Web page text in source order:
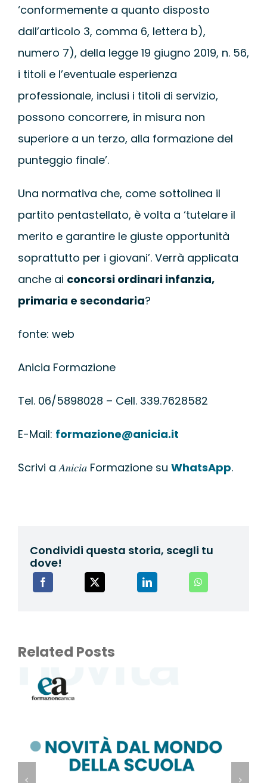
‘conformemente a quanto disposto
dall’articolo 3, comma 6, lettera b),
numero 7), della legge 19 giugno 2019, n. 56,
i titoli e l’eventuale esperienza
professionale, inclusi i titoli di servizio,
possono concorrere, in misura non
superiore a un terzo, alla formazione del
punteggio finale’.
Una normativa che, come sottolinea il
partito pentastellato, è volta a ‘tutelare il
merito e garantire le giuste opportunità
soprattutto per i giovani’. Verrà applicata
anche ai concorsi ordinari infanzia,
primaria e secondaria?
fonte: web
Anicia Formazione
Tel. 06/5898028 – Cell. 339.7628582
E-Mail: formazione@anicia.it
Scrivi a 𝐴𝑛𝑖𝑐𝑖𝑎 Formazione su WhatsApp.
Condividi questa storia, scegli tu
dove!
Related Posts